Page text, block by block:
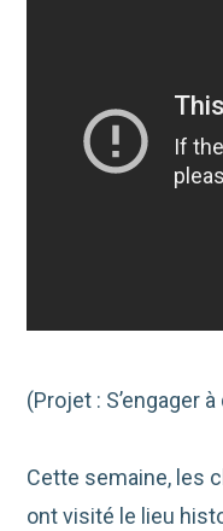
(Projet : S’engager
Cette semaine, les
ont visité le lieu